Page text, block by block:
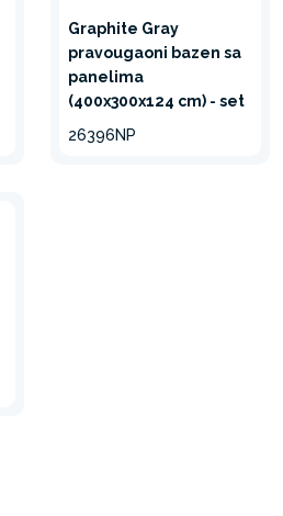
MATERIJAL
NA
obezbeđuje veću
EFEKAT
Graphite Gray
pravougaoni bazen sa
panelima
(400x300x124 cm) - set
26396NP